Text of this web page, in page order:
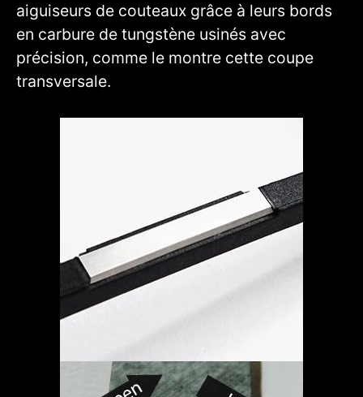
aiguiseurs de couteaux grâce à leurs bords
en carbure de tungstène usinés avec
précision, comme le montre cette coupe
transversale.